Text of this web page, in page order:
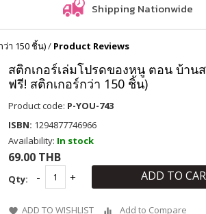
Shipping Nationwide
า 150 ชิ้น)/ Product Reviews
สติกเกอร์เล่มโปรดของหนู ตอน บ้า
ฟรี! สติกเกอร์กว่า 150 ชิ้น)
Product code: P-YOU-743
ISBN: 1294877746966
Availability: In stock
69.00 THB
Qty: ADD TO
ADD TO WISHLIST Add to Compare